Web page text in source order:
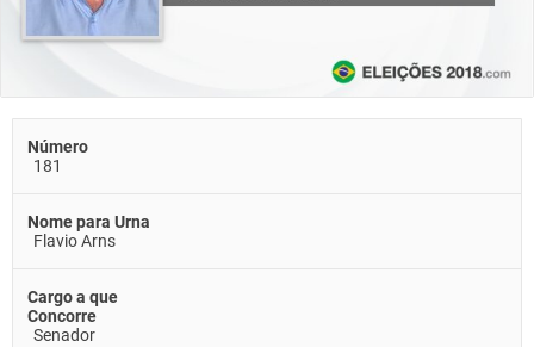
Número
181
Nome para Urna
Flavio Arns
Cargo a que
Concorre
Senador